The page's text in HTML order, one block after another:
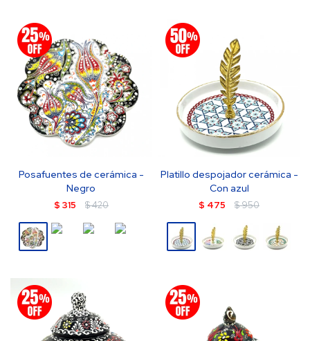
Posafuentes de cerámica -
Negro
$ 315 $420
Platillo despojador cerámica -
Con azul
$ 475 $950